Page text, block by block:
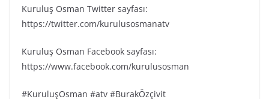
Kuruluş Osman Twitter sayfası:
https://twitter.com/kurulusosmanatv
Kuruluş Osman Facebook sayfası:
https://www.facebook.com/kurulusosman
#KuruluşOsman #atv #BurakÖzçivit